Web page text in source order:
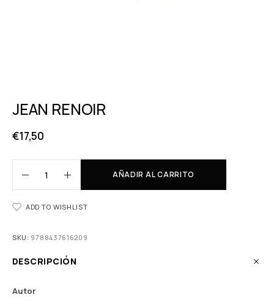
JEAN RENOIR
€17,50
AÑADIR AL CARRITO
ADD TO WISHLIST
SKU: 9788437616209
DESCRIPCIÓN
Autor